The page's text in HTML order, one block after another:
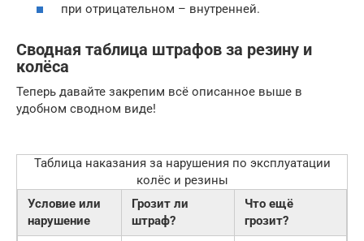
при отрицательном – внутренней.
Сводная таблица штрафов за резину и
колёса
Теперь давайте закрепим всё описанное выше в
удобном сводном виде!
Таблица наказания за нарушения по эксплуатации
колёс и резины
Условие или
нарушение
Грозит ли
штраф?
Что ещё
грозит?